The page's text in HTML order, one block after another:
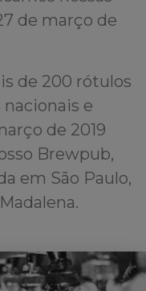
de março de
de 200 rótulos
e
de 2019
Brewpub,
em São Paulo,